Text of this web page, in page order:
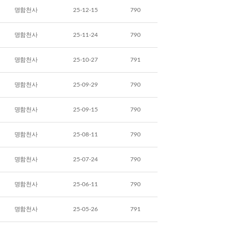
명함천사 25-12-15 790
명함천사 25-11-24 790
명함천사 25-10-27 791
명함천사 25-09-29 790
명함천사 25-09-15 790
명함천사 25-08-11 790
명함천사 25-07-24 790
명함천사 25-06-11 790
명함천사 25-05-26 791